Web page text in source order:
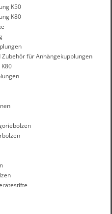
K50
K80
Zubehör für Anhängekupplungen